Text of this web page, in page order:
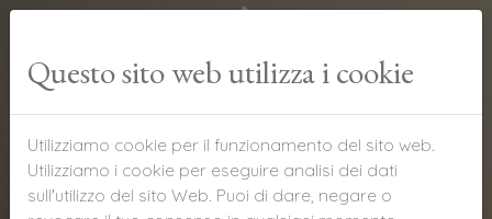
Questo sito web utilizza i cookie
Utilizziamo cookie per il funzionamento del sito web.
Utilizziamo i cookie per eseguire analisi dei dati
sull'utilizzo del sito Web. Puoi di dare, negare o